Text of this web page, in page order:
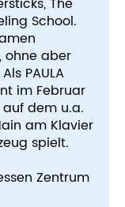
School.
ohne aber
PAULA
im Februar
auf dem u.a.
am Klavier
spielt.
Zentrum